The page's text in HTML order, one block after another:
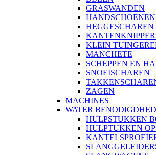
GRASWANDEN
HANDSCHOENEN
HEGGESCHAREN
KLEIN
MANCHETE
SCHEPPEN EN
SNOEISCHAREN
ZAGEN
MACHINES
WATER
HULPSTUKKEN
HULPTUKKEN